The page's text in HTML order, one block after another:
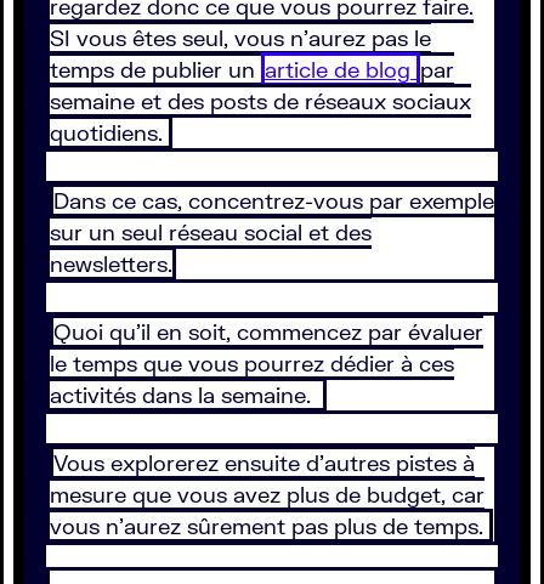
regardez donc ce que vous pourrez faire.
SI vous êtes seul, vous n’aurez pas le
temps de publier un article de blog par
semaine et des posts de réseaux sociaux
quotidiens.
Dans ce cas, concentrez-vous par exemple
sur un seul réseau social et des
newsletters.
Quoi qu’il en soit, commencez par évaluer
le temps que vous pourrez dédier à ces
activités dans la semaine.
Vous explorerez ensuite d’autres pistes à
mesure que vous avez plus de budget, car
vous n’aurez sûrement pas plus de temps.